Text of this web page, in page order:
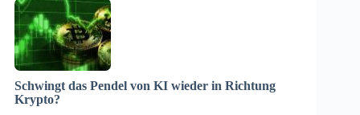
Schwingt das Pendel von KI wieder in Richtung
Krypto?